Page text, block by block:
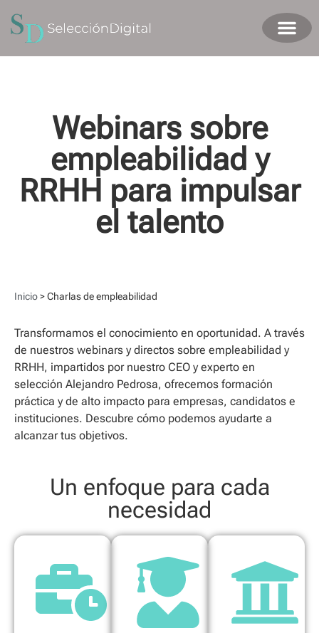
Webinars sobre
empleabilidad y
RRHH para impulsar
el talento
Inicio>Charlas de empleabilidad
Transformamos el conocimiento en oportunidad. A través
de nuestros webinars y directos sobre empleabilidad y
RRHH, impartidos por nuestro CEO y experto en
selección Alejandro Pedrosa, ofrecemos formación
práctica y de alto impacto para empresas, candidatos e
instituciones. Descubre cómo podemos ayudarte a
alcanzar tus objetivos.
Un enfoque para cada
necesidad